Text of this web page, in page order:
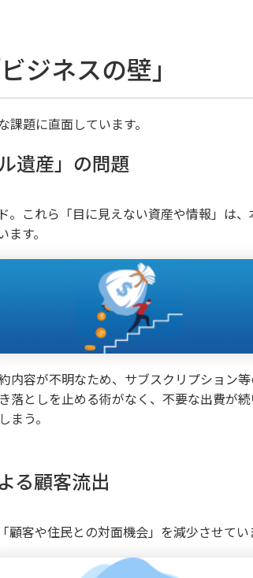
ジネスの壁」
題に直面しています。
遺産」の問題
これら「目に見えない資産や情報」は
す。
内容が不明なため、サブスクリプション
落としを止める術がなく、不要な出費が
まう。
る顧客流出
客や住民との対面機会」を減少させてい